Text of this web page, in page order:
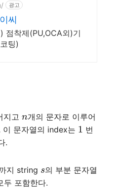
광고
씨
점착제(PU,OCA외)기
팅)
지고
개의 문자로 이루어
이 문자열의 index는 1 번
.
지 string
의 부분 문자열
두 포함한다.